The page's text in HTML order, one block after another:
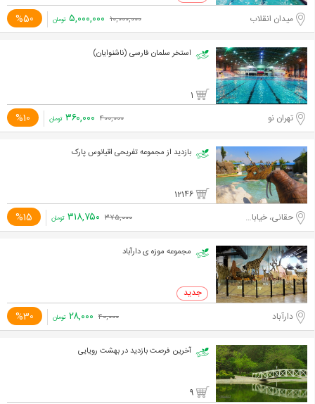
میدان انقلاب %50 ۱۰,۰۰۰,۰۰۰ ۵,۰۰۰,۰۰۰ تومان
استخر سلمان فارسی (ناشنوایان)
1
تهران نو %10 ۴۰۰,۰۰۰ ۳۶۰,۰۰۰ تومان
بازدید از مجموعه تفریحی اقیانوس پارک
12146
حقانی، خیابان شهیدی %15 ۳۷۵,۰۰۰ ۳۱۸,۷۵۰ تومان
مجموعه موزه ی دارآباد
دارآباد %30 ۴۰,۰۰۰ ۲۸,۰۰۰ تومان
آخرین فرصت بازدید در بهشت رویایی
9